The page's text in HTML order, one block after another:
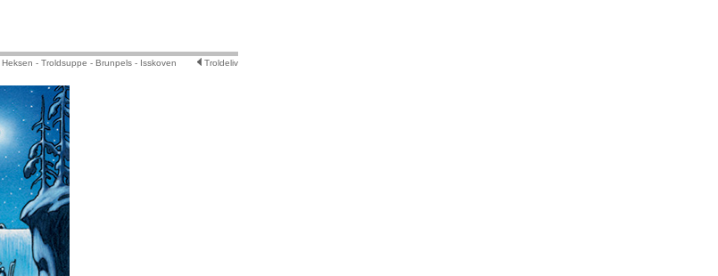
Heksen - Troldsuppe - Brunpels - Isskoven Troldeliv